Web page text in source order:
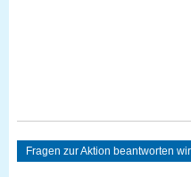
Fragen zur Aktion beantworten